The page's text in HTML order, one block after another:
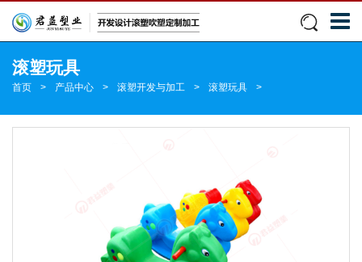
滚塑玩具
首页 > 产品中心 > 滚塑开发与加工 > 滚塑玩具 >